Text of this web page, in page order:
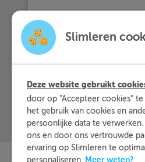
Meer
Slimleren
Deze website gebruikt
door op "Accepteer cookies"
het gebruik van cookies en
persoonlijke data te
ons en door ons vertrouwde
ervaring op Slimleren te
personaliseren. Meer weten?